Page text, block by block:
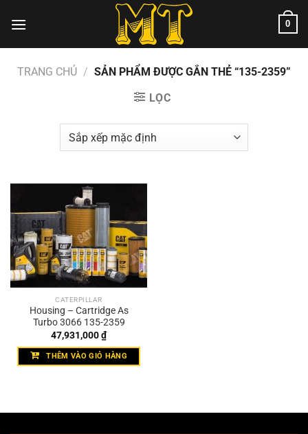
đến
0
TRANG CHỦ / SẢN PHẨM ĐƯỢC GẮN THẺ “135-2359”
LỌC
CATERPILLAR
Housing – Cartridge As
Turbo 3066 135-2359
47,931,000₫
THÊM VÀO GIỎ HÀNG